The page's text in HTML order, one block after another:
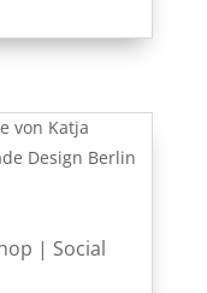
| Social